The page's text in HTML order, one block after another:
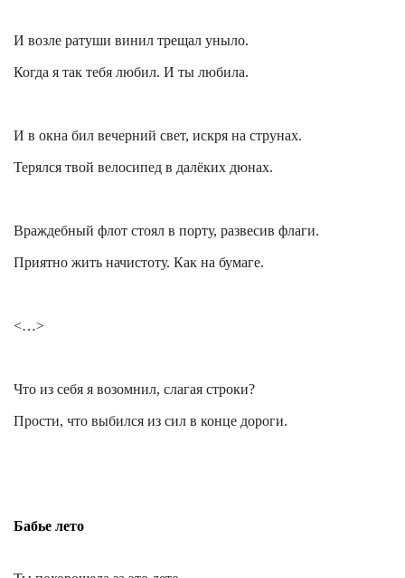
И возле ратуши винил трещал уныло.
Когда я так тебя любил. И ты любила.
И в окна бил вечерний свет, искря на струнах.
Терялся твой велосипед в далёких дюнах.
Враждебный флот стоял в порту, развесив флаги.
Приятно жить начистоту. Как на бумаге.
<…>
Что из себя я возомнил, слагая строки?
Прости, что выбился из сил в конце дороги.
Бабье лето